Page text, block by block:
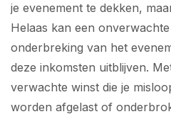
je evenement te dekken,
Helaas kan een
onderbreking van het
deze inkomsten uitblijven.
verwachte winst die je
worden afgelast of